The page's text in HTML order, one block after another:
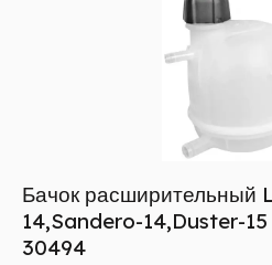
Бачок расширительный
14,Sandero-14,Duster-
30494